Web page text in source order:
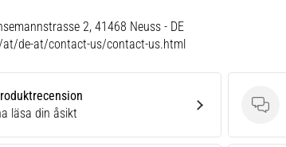
2, 41468 Neuss - DE
at/de-at/contact-us/contact-us.html
läsa din åsikt
Frågor